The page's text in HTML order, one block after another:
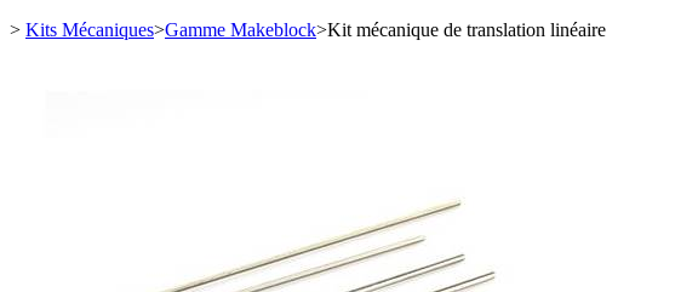
> Kits Mécaniques>Gamme Makeblock>Kit mécanique de translation linéaire